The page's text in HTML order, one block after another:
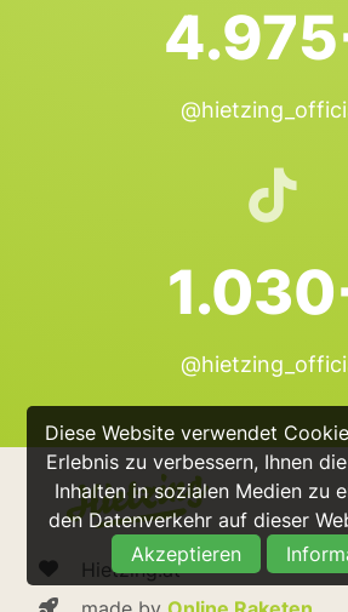
Diese Website verwendet
Erlebnis zu verbessern, Ihnen
Inhalten in sozialen Medien zu
den Datenverkehr auf dieser
Akzeptieren
Hietzing.at